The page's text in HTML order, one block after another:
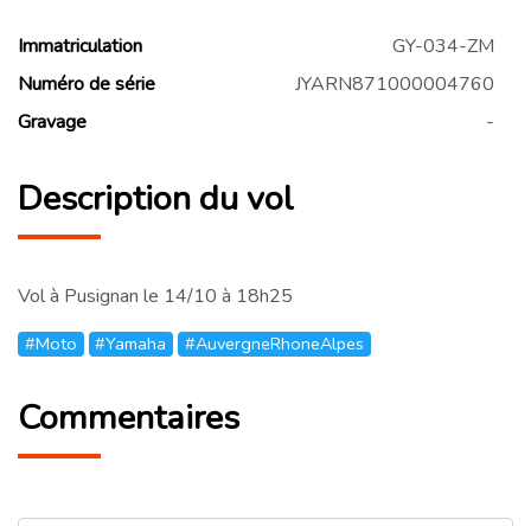
Immatriculation
GY-034-ZM
Numéro de série
JYARN871000004760
Gravage
-
Description du vol
Vol à Pusignan le 14/10 à 18h25
#Moto #Yamaha #AuvergneRhoneAlpes
Commentaires